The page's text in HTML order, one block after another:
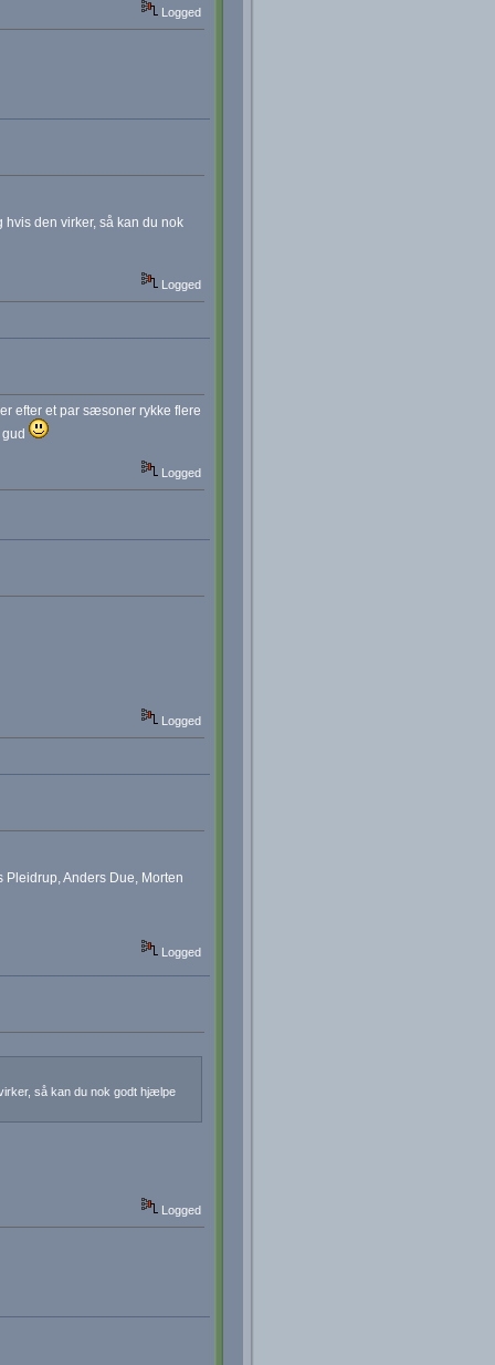
Logged
den virker, så kan du nok
Logged
efter et par sæsoner rykke flere
Logged
Logged
Anders Due, Morten
Logged
så kan du nok godt hjælpe
Logged